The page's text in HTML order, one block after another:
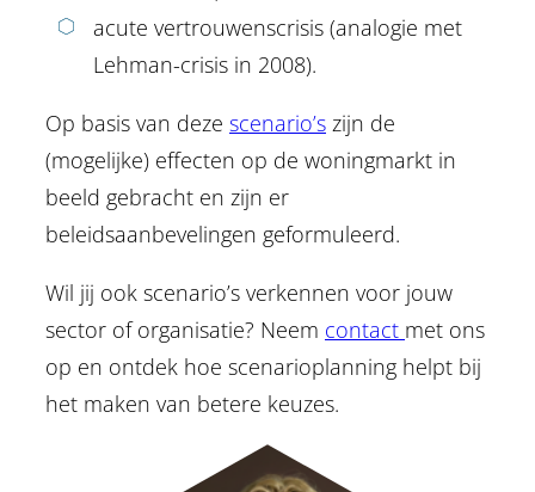
acute vertrouwenscrisis (analogie met
Lehman-crisis in 2008).
Op basis van deze scenario’s zijn de
(mogelijke) effecten op de woningmarkt in
beeld gebracht en zijn er
beleidsaanbevelingen geformuleerd.
Wil jij ook scenario’s verkennen voor jouw
sector of organisatie? Neem contact met ons
op en ontdek hoe scenarioplanning helpt bij
het maken van betere keuzes.